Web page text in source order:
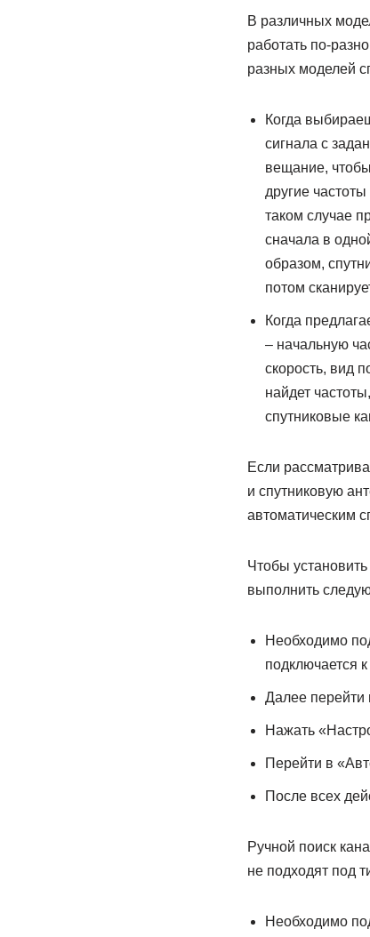
В различных
работать по-
разных моделей
Когда
сигнала с
вещание,
другие
таком случае
сначала в
образом,
потом
Когда
– начальную
скорость, вид
найдет
спутниковые
Если
и спутниковую
автоматическим
Чтобы
выполнить
Необходимо
подключается
Далее перейти
Нажать
Перейти в
После всех
Ручной поиск
не подходят под
Необходимо